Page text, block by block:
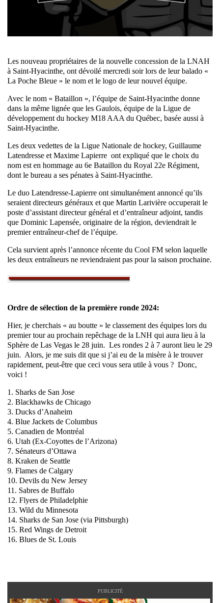
Les nouveau propriétaires de la nouvelle concession de la LNAH
à Saint-Hyacinthe, ont dévoilé mercredi soir lors de leur balado «
La Poche Bleue » le nom et le logo de leur nouvel équipe.
Avec le nom « Bataillon », l’équipe de Saint-Hyacinthe donne
dans la même lignée que les Gaulois, équipe de la Ligue de
développement du hockey M18 AAA du Québec, basée aussi à
Saint-Hyacinthe.
Les deux vedettes de la Ligue Nationale de hockey, Guillaume
Latendresse et Maxime Lapierre ont expliqué que le choix du
nom est en hommage au 6e Bataillon du Royal 22e Régiment,
dont le bureau a ses pénates à Saint-Hyacinthe.
Le duo Latendresse-Lapierre ont simultanément annoncé qu’ils
seraient directeurs généraux et que Martin Larivière occuperait le
poste d’assistant directeur général et d’entraîneur adjoint, tandis
que Dominic Lapensée, originaire de la région, deviendrait le
premier entraîneur-chef de l’équipe.
Cela survient après l’annonce récente du Cool FM selon laquelle
les deux entraîneurs ne reviendraient pas pour la saison prochaine.
Ordre de sélection de la première ronde 2024:
Hier, je cherchais « au boutte » le classement des équipes lors du
premier tour au prochain repêchage de la LNH qui aura lieu à la
Sphère de Las Vegas le 28 juin. Les rondes 2 à 7 auront lieu le 29
juin. Alors, je me suis dit que si j’ai eu de la misère à le trouver
rapidement, peut-être que ceci vous sera utile à vous ? Donc,
voici !
1. Sharks de San Jose
2. Blackhawks de Chicago
3. Ducks d’Anaheim
4. Blue Jackets de Columbus
5. Canadien de Montréal
6. Utah (Ex-Coyottes de l’Arizona)
7. Sénateurs d’Ottawa
8. Kraken de Seattle
9. Flames de Calgary
10. Devils du New Jersey
11. Sabres de Buffalo
12. Flyers de Philadelphie
13. Wild du Minnesota
14. Sharks de San Jose (via Pittsburgh)
15. Red Wings de Detroit
16. Blues de St. Louis
PUBLICITÉ